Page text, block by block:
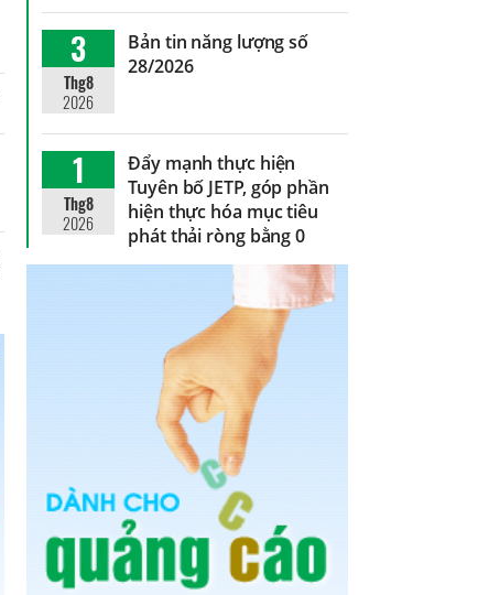
3
Thg8
2026
Bản tin năng lượng số
28/2026
1
Thg8
2026
Đẩy mạnh thực hiện
Tuyên bố JETP, góp phần
hiện thực hóa mục tiêu
phát thải ròng bằng 0